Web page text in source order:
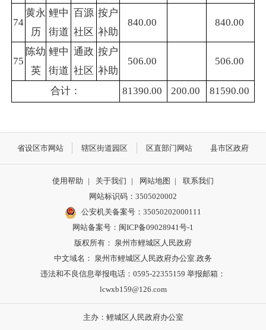
74
黄永
历
鲤中
街道
百源
社区
按户
补助
840.00 840.00
75
陈幼
英
鲤中
街道
通政
社区
按户
补助
506.00 506.00
合计： 81390.00 200.00 81590.00
省设区市网站 辖区街道园区 区直部门网站 县市区政府
使用帮助 | 关于我们 | 网站地图 |
联系我们
网站标识码：3505020002
公安机关备案号：35050202000111
网站备案号：闽ICP备09028941号-1
版权所有： 泉州市鲤城区人民政府
中文域名： 泉州市鲤城区人民政府办公室.政务
违法和不良信息举报电话：0595-22355159 举报邮箱：
lcwxb159@126.com
主办：鲤城区人民政府办公室